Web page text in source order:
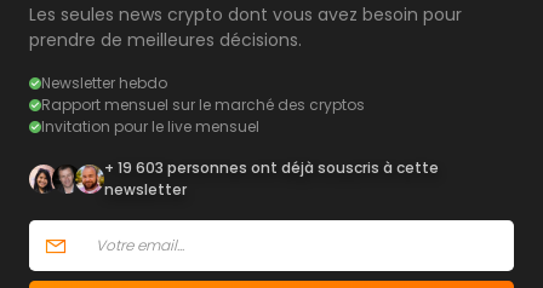
Les seules news crypto dont vous avez besoin pour
prendre de meilleures décisions.
Newsletter hebdo
Rapport mensuel sur le marché des cryptos
Invitation pour le live mensuel
+ 19 603 personnes ont déjà souscris à cette
newsletter